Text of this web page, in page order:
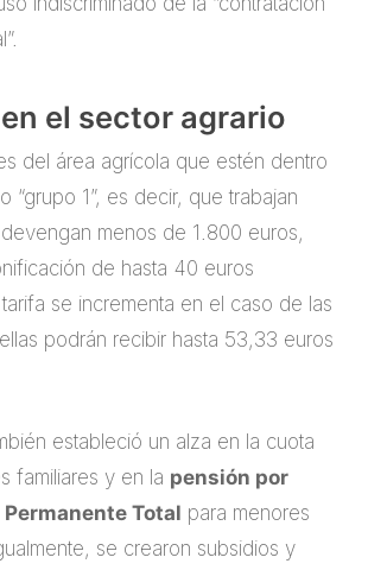
el sector agrario
del área agrícola que estén dentro
“grupo 1”, es decir, que trabajan
menos de 1.800 euros,
de hasta 40 euros
se incrementa en el caso de las
podrán recibir hasta 53,33 euros
estableció un alza en la cuota
familiares y en la pensión por
Total para menores
se crearon subsidios y